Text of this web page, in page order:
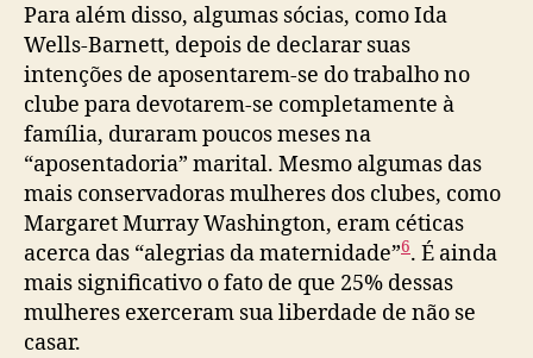
Para além disso, algumas sócias, como Ida
Wells-Barnett, depois de declarar suas
intenções de aposentarem-se do trabalho no
clube para devotarem-se completamente à
família, duraram poucos meses na
“aposentadoria” marital. Mesmo algumas das
mais conservadoras mulheres dos clubes, como
Margaret Murray Washington, eram céticas
acerca das “alegrias da maternidade”6. É ainda
mais significativo o fato de que 25% dessas
mulheres exerceram sua liberdade de não se
casar.